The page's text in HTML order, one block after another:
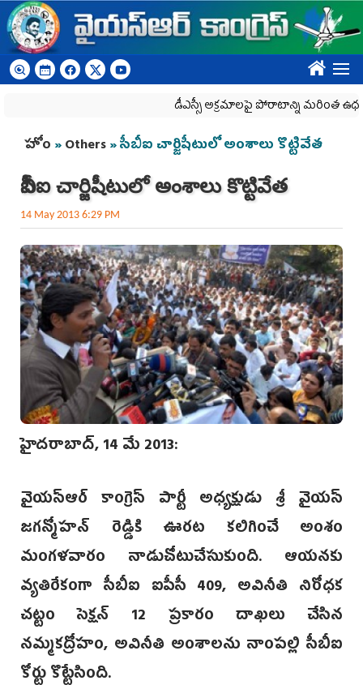
Skip to main content
????
డీఎస్సీ అక్రమాలపై పోరాటాన్ని మరింత
You are here
హోం »Others» సీబీఐ చార్జిషీటులో అంశాలు కొట్టివేత
సీబీఐ చార్జిషీటులో అంశాలు కొట్టివేత
14 May 2013 6:29 PM
హైదరాబాద్, 14 మే 2013:
వైయస్ఆర్ కాంగ్రెస్ పార్టీ అధ్యక్షుడు శ్రీ వైయస్
జగన్మోహన్ రెడ్డికి ఊరట కలిగించే అంశం
మంగళవారం నాడుచోటుచేసుకుంది. ఆయనకు
వ్యతిరేకంగా సీబీఐ ఐపీసీ 409, అవినీతి నిరోధక
చట్టం సెక్షన్ 12 ప్రకారం దాఖలు చేసిన
నమ్మకద్రోహం, అవినీతి అంశాలను నాంపల్లి సీబీఐ
కోర్టు కొట్టేసింది.